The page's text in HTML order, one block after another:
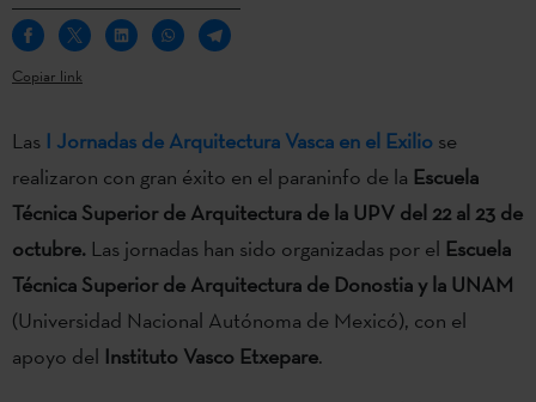
Copiar link
Las I Jornadas de Arquitectura Vasca en el Exilio se
realizaron con gran éxito en el paraninfo de la Escuela
Técnica Superior de Arquitectura de la UPV del22 al 23 de
octubre. Las jornadas han sido organizadas por el Escuela
Técnica Superior de Arquitectura de Donostia y la UNAM
(Universidad Nacional Autónoma de Mexicó), con el
apoyo del Instituto Vasco Etxepare.